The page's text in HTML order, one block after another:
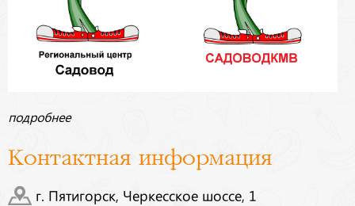
подробнее
Контактная информация
г. Пятигорск, Черкесское шоссе, 1